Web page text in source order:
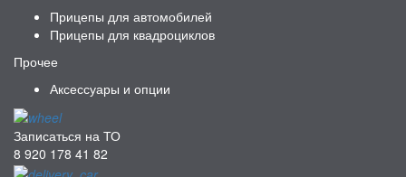
Прицепы для автомобилей
Прицепы для квадроциклов
Прочее
Аксессуары и опции
Записаться на ТО
8 920 178 41 82